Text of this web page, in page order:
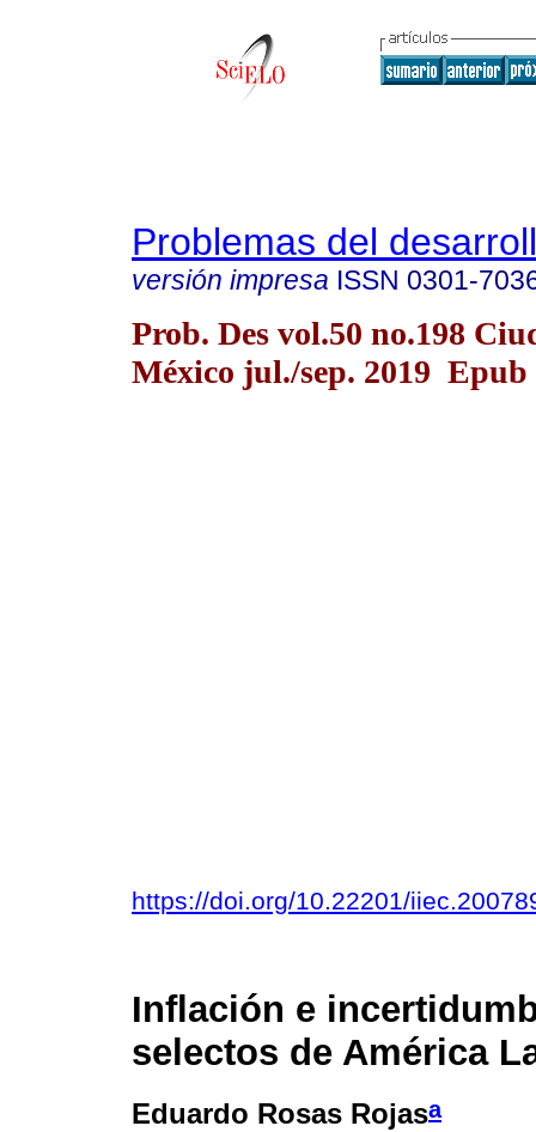
Problemas del
versión impresa ISSN 0301-
Prob. Des vol.50 no.198
México jul./sep. 2019 Epub
https://doi.org/10.22201/
Inflación e
selectos de América
Eduardo Rosas Rojasa